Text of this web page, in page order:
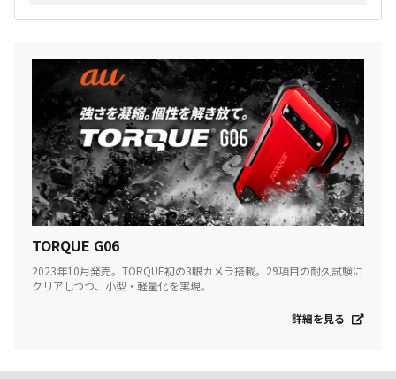
TORQUE G06
2023年10月発売。TORQUE初の3眼カメラ搭載。29項目の耐久試験に
クリアしつつ、小型・軽量化を実現。
詳細を見る